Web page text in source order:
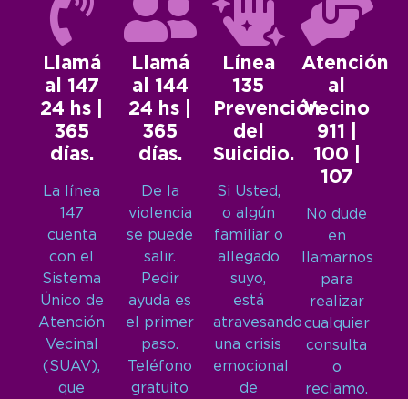
Llamá
al 147
24 hs |
365
días.
La línea
147
cuenta
con el
Sistema
Único de
Atención
Vecinal
(SUAV),
que
Llamá
al 144
24 hs |
365
días.
De la
violencia
se puede
salir.
Pedir
ayuda es
el primer
paso.
Teléfono
gratuito
Línea
135
Prevención
del
Suicidio.
Si Usted,
o algún
familiar o
allegado
suyo,
está
atravesando
una crisis
emocional
de
Atención
al
Vecino
911 |
100 |
107
No dude
en
llamarnos
para
realizar
cualquier
consulta
o
reclamo.